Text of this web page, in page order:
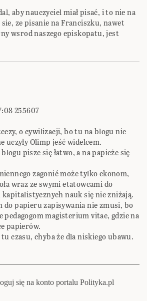
aby nauczyciel miał pisać, i to nie na
ze pisanie na Franciszku, nawet
wsrod naszego episkopatu, jest
255607
o cywilizacji, bo tu na blogu nie
uczyły Olimp jeść widelcem.
pisze się łatwo, a na papieże się
zagonić może tylko ekonom,
wraz ze swymi etatowcami do
nauk się nie zniżają.
do papieru zapisywania nie zmusi, bo
magisterium vitae, gdzie na
papierów.
czasu, chyba że dla niskiego ubawu.
się na konto portalu Polityka.pl